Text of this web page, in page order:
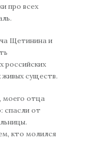
про всех
Щетинина и
российских
живых существ.
моего отца
спасли от
кто молился